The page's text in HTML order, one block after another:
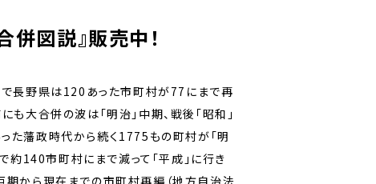
併図説』販売中！
で長野県は120あった市町村が77にまで再
も大合併の波は「明治」中期、戦後「昭和」
た藩政時代から続く1775もの町村が「明
約140市町村にまで減って「平成」に行き
期から現在までの市町村再編（地方自治法